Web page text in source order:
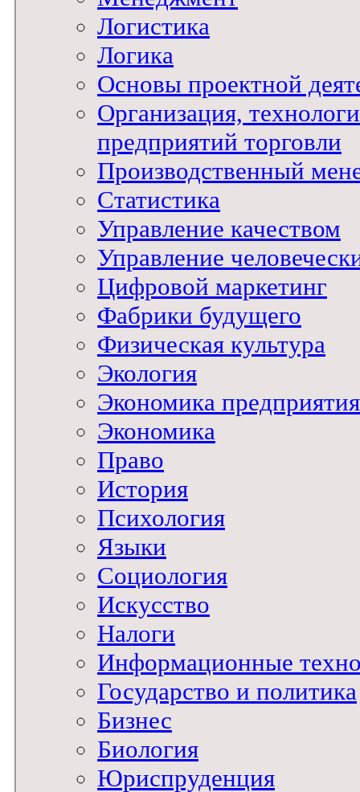
Логистика
Логика
Основы проектной
Организация,
предприятий торговли
Производственный
Статистика
Управление качеством
Управление
Цифровой маркетинг
Фабрики будущего
Физическая культура
Экология
Экономика предприятия
Экономика
Право
История
Психология
Языки
Социология
Искусство
Налоги
Информационные
Государство и политика
Бизнес
Биология
Юриспруденция